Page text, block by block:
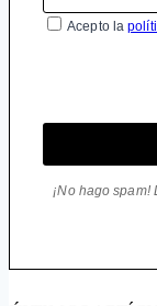
Acepto la
¡No hago spam!